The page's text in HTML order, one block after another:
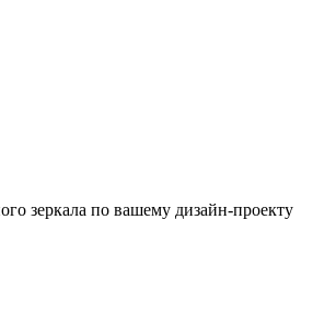
зеркала по вашему дизайн-проекту